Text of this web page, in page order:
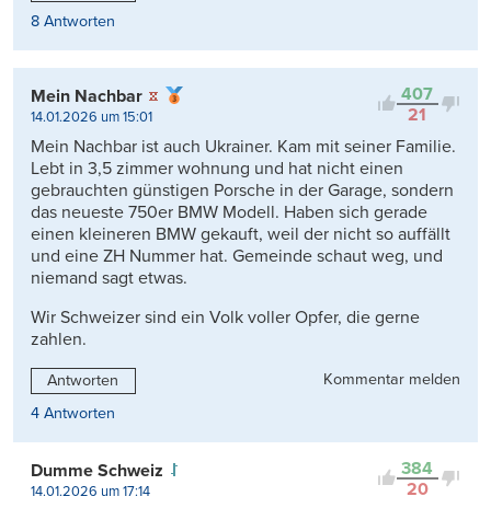
8 Antworten
407
21
Mein Nachbar
14.01.2026 um 15:01
Mein Nachbar ist auch Ukrainer. Kam mit seiner Familie.
Lebt in 3,5 zimmer wohnung und hat nicht einen
gebrauchten günstigen Porsche in der Garage, sondern
das neueste 750er BMW Modell. Haben sich gerade
einen kleineren BMW gekauft, weil der nicht so auffällt
und eine ZH Nummer hat. Gemeinde schaut weg, und
niemand sagt etwas.
Wir Schweizer sind ein Volk voller Opfer, die gerne
zahlen.
Antworten
Kommentar melden
4 Antworten
384
20
Dumme Schweiz
14.01.2026 um 17:14